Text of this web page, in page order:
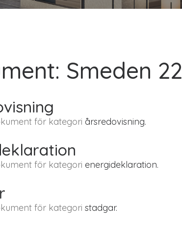
Smeden 22
för kategori årsredovisning.
för kategori energideklaration.
för kategori stadgar.